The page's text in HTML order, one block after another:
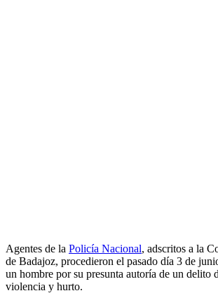
Agentes de la Policía Nacional, adscritos a la
de Badajoz, procedieron el pasado día 3 de
un hombre por su presunta autoría de un delito
violencia y hurto.